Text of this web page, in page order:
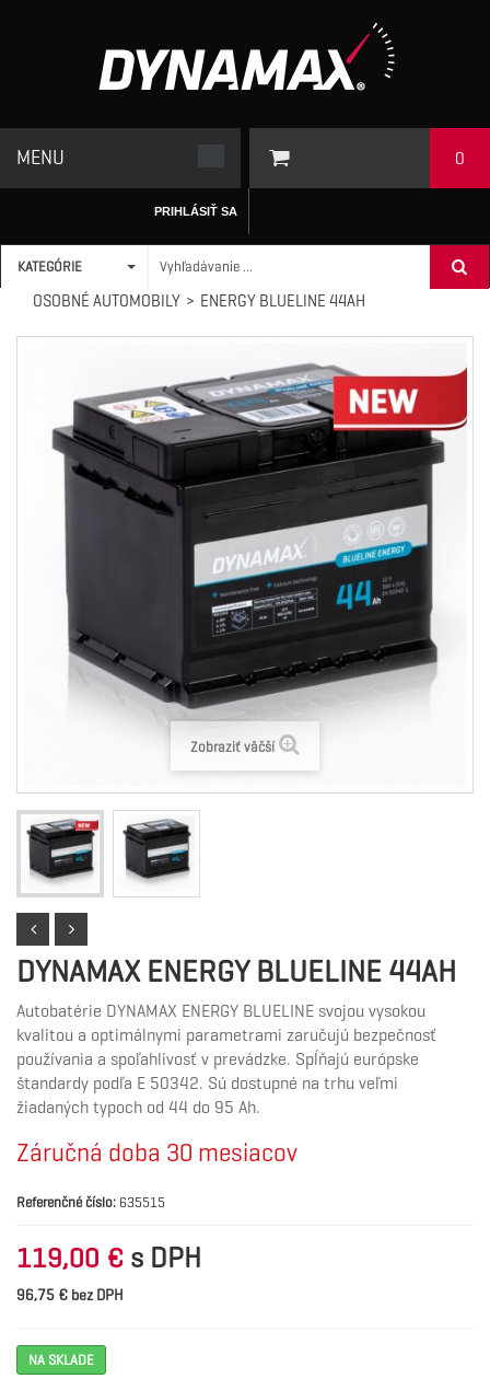
MENU 0
PRIHLÁSIŤ SA
KATEGÓRIE
ÚVODNÁ STRÁNKA / AUTO-MOTO BATÉRIE
OSOBNÉ AUTOMOBILY > ENERGY BLUELINE 44AH
Zobraziť väčší
DYNAMAX ENERGY BLUELINE 44AH
Autobatérie DYNAMAX ENERGY BLUELINE svojou vysokou
kvalitou a optimálnymi parametrami zaručujú bezpečnosť
používania a spoľahlivosť v prevádzke. Spĺňajú európske
štandardy podľa E 50342. Sú dostupné na trhu veľmi
žiadaných typoch od 44 do 95 Ah.
Záručná doba 30 mesiacov
Referenčné číslo: 635515
119,00 € s DPH
96,75 € bez DPH
NA SKLADE